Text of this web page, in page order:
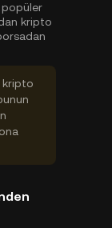
popüler
kripto
kripto